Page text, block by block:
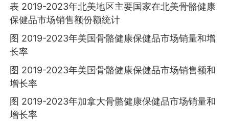
表 2019-2023年北美地区主要国家在北美骨骼健康
保健品市场销售额份额统计
图 2019-2023年美国骨骼健康保健品市场销量和增
长率
图 2019-2023年美国骨骼健康保健品市场销售额和
增长率
图 2019-2023年加拿大骨骼健康保健品市场销量和
增长率